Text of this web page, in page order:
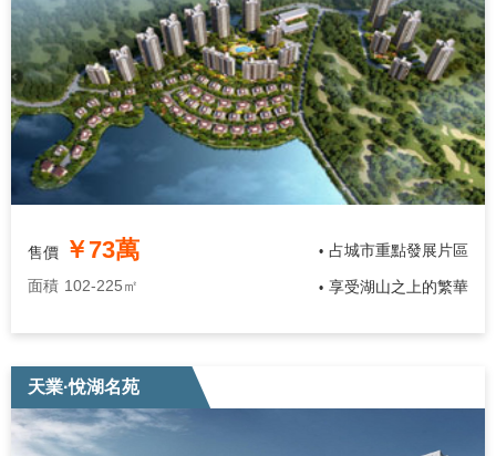
售價 ￥73萬
面積 102-225㎡
• 占城市重點發展片區
• 享受湖山之上的繁華
天業·悅湖名苑